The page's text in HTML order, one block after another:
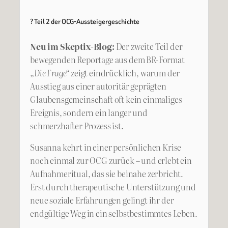
? Teil 2 der OCG-Aussteigergeschichte
Neu im Skeptix-Blog: Der zweite Teil der
bewegenden Reportage aus dem BR-Format
„Die Frage“zeigt eindrücklich, warum der
Ausstieg aus einer autoritär geprägten
Glaubensgemeinschaft oft kein einmaliges
Ereignis, sondern ein langer und
schmerzhafter Prozess ist.
Susanna kehrt in einer persönlichen Krise
noch einmal zur OCG zurück – und erlebt ein
Aufnahmeritual, das sie beinahe zerbricht.
Erst durch therapeutische Unterstützung und
neue soziale Erfahrungen gelingt ihr der
endgültige Weg in ein selbstbestimmtes Leben.